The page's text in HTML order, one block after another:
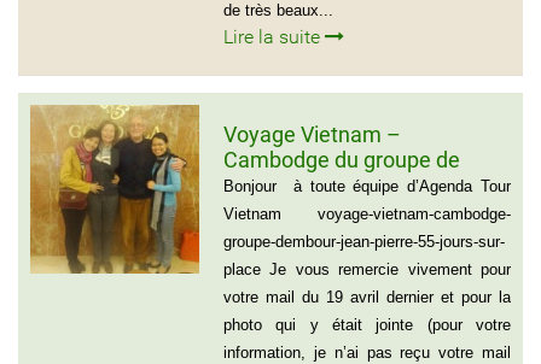
de très beaux...
Lire la suite
Voyage Vietnam –
Cambodge du groupe de
madame et Monsieur
DEMBOUR JEAN-PIERRE (55
jours sur place)
Bonjour à toute équipe d’Agenda Tour
Vietnam voyage-vietnam-cambodge-
groupe-dembour-jean-pierre-55-jours-sur-
place Je vous remercie vivement pour
votre mail du 19 avril dernier et pour la
photo qui y était jointe (pour votre
information, je n’ai pas reçu votre mail